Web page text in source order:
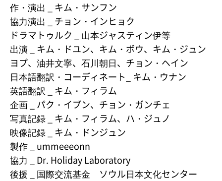
作・演出 _ キム・サンフン
協力演出 _ チョン・インヒョク
ドラマトゥルク _ 山本ジャスティン伊等
出演 _ キム・ドユン、キム・ボウ、キム・ジュン
ヨプ、油井文寧、石川朝日、チョン・ヘイン
日本語翻訳・コーディネート_ キム・ウナン
英語翻訳 _ キム・フィラム
企画 _ パク・イブン、チョン・ガンチェ
写真記録 _ キム・フィラム、ハ・ジュノ
映像記録 _ キム・ドンジュン
製作 _ ummeeeonn
協力 _ Dr. Holiday Laboratory
後援 _ 国際交流基金 ソウル日本文化センター